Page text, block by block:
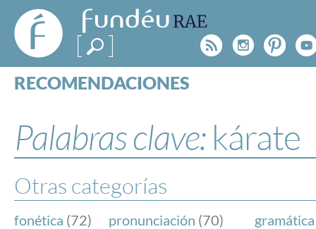
FundéuRAE
- Fundación
del Español
Urgente
Rss
RECOMENDACIONES
ESPECIALES
BLOG
NOTICIAS
SOBRE LA FUNDÉURAE
Palabras clave: kárate
Otras categorías
fonética (72) pronunciación (70) gramática